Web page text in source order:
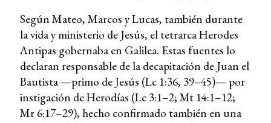
Según Mateo, Marcos y Lucas, también durante
la vida y ministerio de Jesús, el tetrarca Herodes
Antipas gobernaba en Galilea. Estas fuentes lo
declaran responsable de la decapitación de Juan el
Bautista —primo de Jesús (Lc 1:36, 39–45)— por
instigación de Herodías (Lc 3:1–2; Mt 14:1–12;
Mr 6:17–29), hecho confirmado también en una